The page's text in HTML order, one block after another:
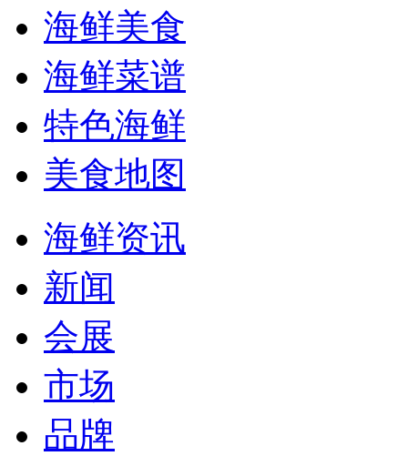
海鲜美食
海鲜菜谱
特色海鲜
美食地图
海鲜资讯
新闻
会展
市场
品牌